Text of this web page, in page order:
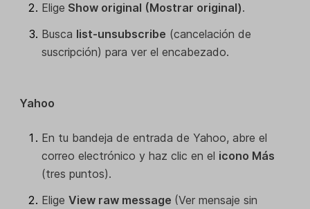
Elige Show original (Mostrar original).
Busca list-unsubscribe (cancelación de
suscripción) para ver el encabezado.
Yahoo
En tu bandeja de entrada de Yahoo, abre el
correo electrónico y haz clic en el icono Más
(tres puntos).
Elige View raw message (Ver mensaje sin